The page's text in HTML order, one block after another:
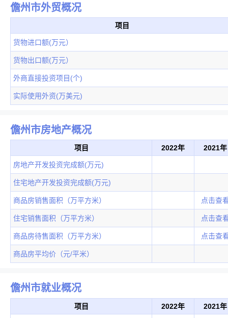
儋州市外贸概况
项目
货物进口额(万元）
货物出口额(万元）
外商直接投资项目(个)
实际使用外资(万美元)
儋州市房地产概况
项目 2022年 2021年
房地产开发投资完成额(万元)
住宅地产开发投资完成额(万元)
商品房销售面积（万平方米） 点击查
住宅销售面积（万平方米） 点击查
商品房待售面积（万平方米） 点击查
商品房平均价（元/平米）
儋州市就业概况
项目 2022年 2021年